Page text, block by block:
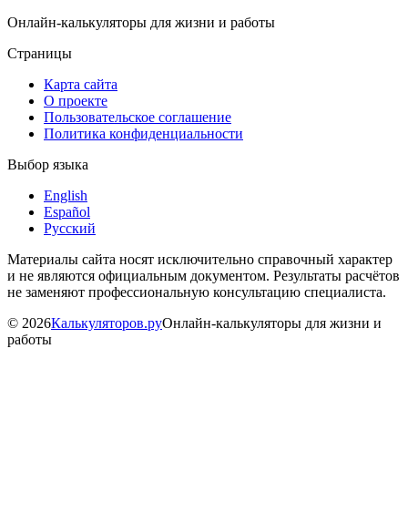
Онлайн-калькуляторы для жизни и работы
Страницы
Карта сайта
О проекте
Пользовательское соглашение
Политика конфиденциальности
Выбор языка
English
Español
Русский
Материалы сайта носят исключительно справочный характер
и не являются официальным документом. Результаты расчётов
не заменяют профессиональную консультацию специалиста.
© 2026Калькуляторов.руОнлайн-калькуляторы для жизни и
работы